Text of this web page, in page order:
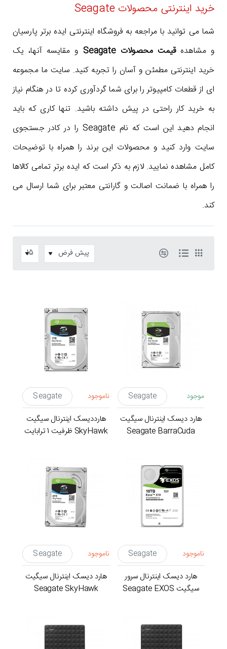
خرید اینترنتی محصولات Seagate
شما می توانید با مراجعه به فروشگاه اینترنتی ایده برتر پارسیان
و مشاهدهقیمت محصولات Seagate
و مقایسه آنها، یک
خرید اینترنتی مطمئن و آسان را تجربه کنید. سایت ما مجموعه
ای از قطعات کامپیوتر را برای شما گردآوری کرده تا در هنگام نیاز
به خرید کار راحتی در پیش داشته باشید. تنها کاری که باید
انجام دهید این است که نام Seagate را در کادر جستجوی
سایت وارد کنید و محصولات این برند را همراه با توضیحات
کامل مشاهده نمایید. لازم به ذکر است که ایده برتر تمامی کالاها
را همراه با ضمانت اصالت و گارانتی معتبر برای شما ارسال می
کند.
موجود Seagate
هارد دیسک اینترنال سیگیت
Seagate BarraCuda
ناموجود Seagate
هارددیسک اینترنال سیگیت
SkyHawk ظرفیت 1 ترابایت
ناموجود Seagate
هارد دیسک اینترنال سرور
سیگیت Seagate EXOS
ناموجود Seagate
هارد دیسک اینترنال سیگیت
Seagate SkyHawk